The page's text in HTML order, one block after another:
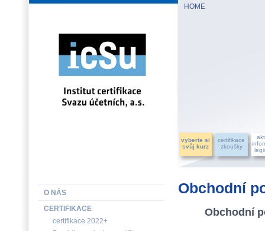
HOME
vyberte si
svůj kurz
certifikace
zkoušky
Obchodní
Obchodní
O NÁS
CERTIFIKACE
certifikace 2022+